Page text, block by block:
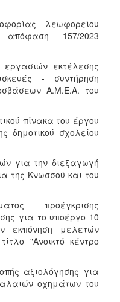
λεωφορείου
157/2023
εκτέλεσης
- συντήρηση
Α.Μ.Ε.Α. του
πίνακα του έργου
δημοτικού σχολείου
για την διεξαγωγή
της Κνωσσού και του
προέγκρισης
για το υποέργο 10
εκπόνηση μελετών
"Ανοικτό κέντρο
αξιολόγησης για
οχημάτων του